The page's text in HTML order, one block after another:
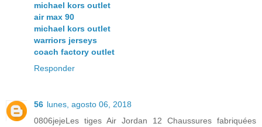
michael kors outlet
air max 90
michael kors outlet
warriors jerseys
coach factory outlet
Responder
56 lunes, agosto 06, 2018
0806jejeLes tiges Air Jordan 12 Chaussures fabriquées